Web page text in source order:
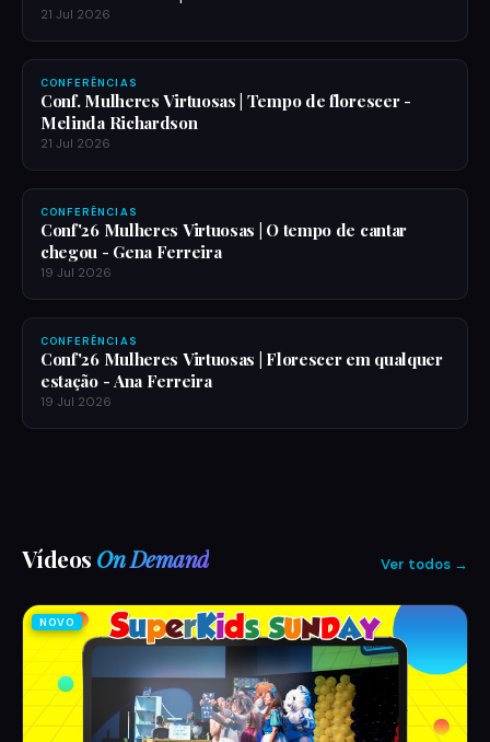
21 Jul 2026
CONFERÊNCIAS
Conf. Mulheres Virtuosas | Tempo de florescer -
Melinda Richardson
21 Jul 2026
CONFERÊNCIAS
Conf'26 Mulheres Virtuosas | O tempo de cantar
chegou - Gena Ferreira
19 Jul 2026
CONFERÊNCIAS
Conf'26 Mulheres Virtuosas | Florescer em qualquer
estação - Ana Ferreira
19 Jul 2026
Vídeos On Demand Ver todos →
NOVO